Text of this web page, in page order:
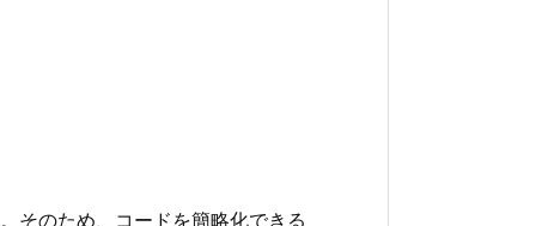
そのため、コードを簡略化できる